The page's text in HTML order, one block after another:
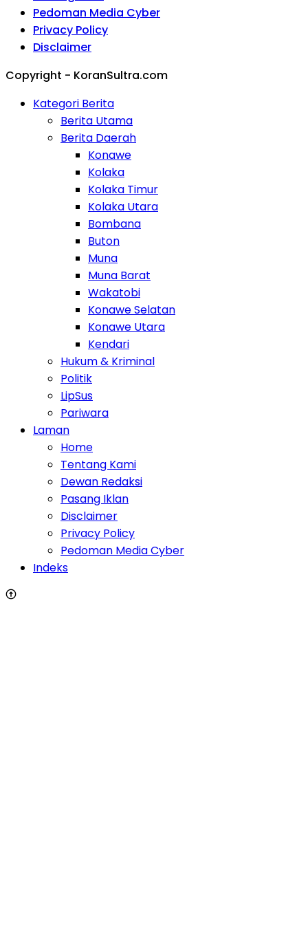
Pedoman Media Cyber
Privacy Policy
Disclaimer
Copyright - KoranSultra.com
Kategori Berita
Berita Utama
Berita Daerah
Konawe
Kolaka
Kolaka Timur
Kolaka Utara
Bombana
Buton
Muna
Muna Barat
Wakatobi
Konawe Selatan
Konawe Utara
Kendari
Hukum & Kriminal
Politik
LipSus
Pariwara
Laman
Home
Tentang Kami
Dewan Redaksi
Pasang Iklan
Disclaimer
Privacy Policy
Pedoman Media Cyber
Indeks